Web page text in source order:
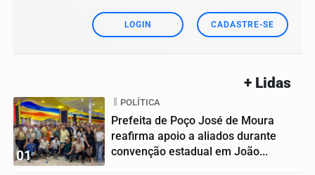
LOGIN CADASTRE-SE
+ Lidas
01
POLÍTICA
Prefeita de Poço José de Moura
reafirma apoio a aliados durante
convenção estadual em João...